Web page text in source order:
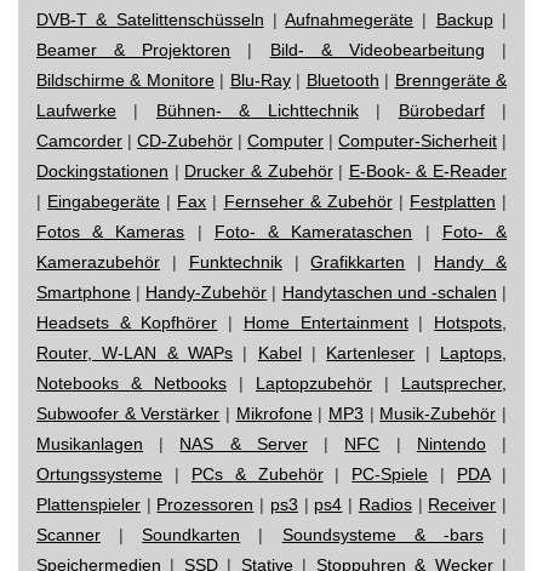
DVB-T & Satelittenschüsseln |Aufnahmegeräte | Backup|
Beamer & Projektoren | Bild- & Videobearbeitung |
Bildschirme & Monitore| Blu-Ray| Bluetooth | Brenngeräte &
Laufwerke | Bühnen- & Lichttechnik| Bürobedarf|
Camcorder | CD-Zubehör | Computer | Computer-Sicherheit |
Dockingstationen | Drucker & Zubehör| E-Book- & E-Reader
| Eingabegeräte | Fax | Fernseher & Zubehör| Festplatten |
Fotos & Kameras | Foto- & Kamerataschen | Foto- &
Kamerazubehör | Funktechnik|Grafikkarten | Handy &
Smartphone | Handy-Zubehör | Handytaschen und -schalen |
Headsets & Kopfhörer | Home Entertainment| Hotspots,
Router, W-LAN & WAPs | Kabel| Kartenleser | Laptops,
Notebooks & Netbooks | Laptopzubehör | Lautsprecher,
Subwoofer & Verstärker | Mikrofone| MP3 | Musik-Zubehör |
Musikanlagen | NAS & Server| NFC | Nintendo|
Ortungssysteme | PCs & Zubehör| PC-Spiele | PDA|
Plattenspieler | Prozessoren | ps3 | ps4 | Radios| Receiver |
Scanner |Soundkarten | Soundsysteme & -bars|
Speichermedien | SSD| Stative| Stoppuhren & Wecker|